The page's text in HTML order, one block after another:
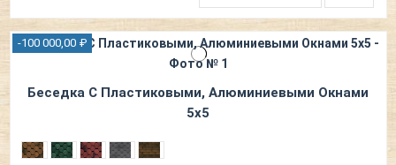
-100 000,00 ₽
Беседка С Пластиковыми, Алюминиевыми Окнами
5х5